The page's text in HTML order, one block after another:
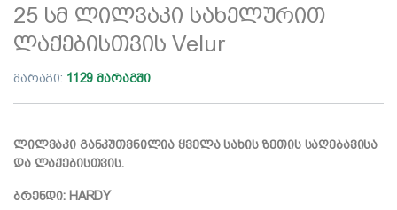
25 სმ ლილვაკი სახელურით
ლაქებისთვის Velur
მარაგი: 1129 მარაგში
ლილვაკი განკუთვნილია ყველა სახის ზეთის საღებავისა
და ლაქებისთვის.
ბრენდი: HARDY